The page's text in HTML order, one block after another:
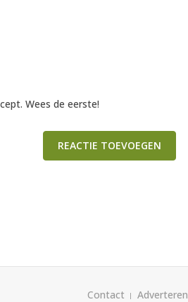
Wees de eerste!
REACTIE TOEVOEGEN
Contact Adverteren